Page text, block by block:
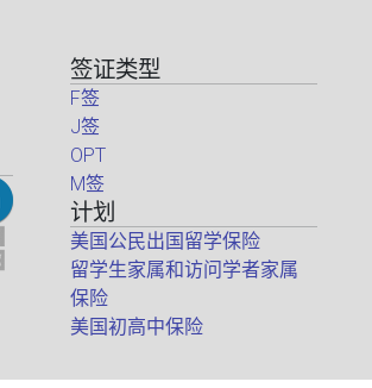
签证类型
F签
J签
OPT
M签
计划
美国公民出国留学保险
留学生家属和访问学者家属
保险
美国初高中保险